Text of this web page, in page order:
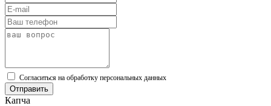
Cогласиться на обработку персональных данных
Отправить
Капча